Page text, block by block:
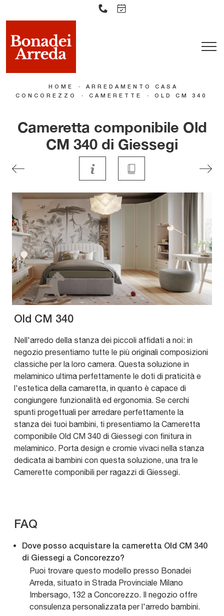
HOME -
ARREDAMENTO CASA
CONCOREZZO
- CAMERETTE - OLD CM 340
Cameretta componibile Old
CM 340 di Giessegi
Old CM 340
Nell'arredo della stanza dei piccoli affidati a noi: in
negozio presentiamo tutte le più originali composizioni
classiche per la loro camera. Questa soluzione in
melaminico ultima perfettamente le doti di praticità e
l'estetica della camaretta, in quanto è capace di
congiungere funzionalità ed ergonomia. Se cerchi
spunti progettuali per arredare perfettamente la
stanza dei tuoi bambini, ti presentiamo la Cameretta
componibile Old CM 340 di Giessegi con finitura in
melaminico. Porta design e cromie vivaci nella stanza
dedicata ai bambini con questa soluzione, una tra le
Camerette componibili per ragazzi di Giessegi.
FAQ
Dove posso acquistare la cameretta Old CM 340
di Giessegi a Concorezzo?
Puoi trovare questo modello presso Bonadei
Arreda, situato in Strada Provinciale Milano
Imbersago, 132 a Concorezzo. Il negozio offre
consulenza personalizzata per l'arredo bambini.